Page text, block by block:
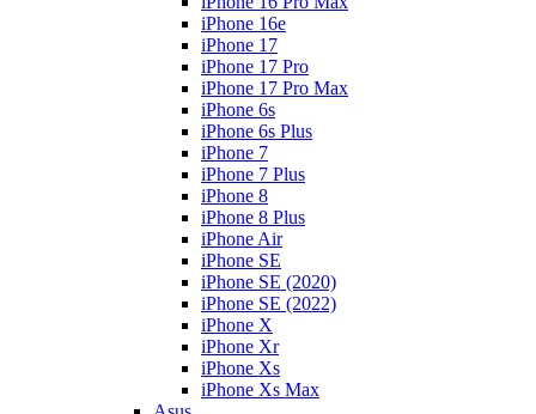
iPhone 16e
iPhone 17
iPhone 17 Pro
iPhone 17 Pro Max
iPhone 6s
iPhone 6s Plus
iPhone 7
iPhone 7 Plus
iPhone 8
iPhone 8 Plus
iPhone Air
iPhone SE
iPhone SE (2020)
iPhone SE (2022)
iPhone X
iPhone Xr
iPhone Xs
iPhone Xs Max